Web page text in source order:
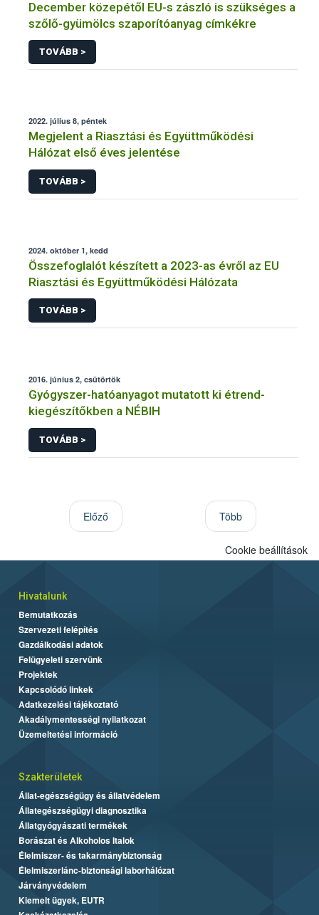
December közepétől EU-s zászló is szükséges a
szőlő-gyümölcs szaporítóanyag címkékre
TOVÁBB >
2022. július 8, péntek
Megjelent a Riasztási és Együttműködési
Hálózat első éves jelentése
TOVÁBB >
2024. október 1, kedd
Összefoglalót készített a 2023-as évről az EU
Riasztási és Együttműködési Hálózata
TOVÁBB >
2016. június 2, csütörtök
Gyógyszer-hatóanyagot mutatott ki étrend-
kiegészítőkben a NÉBIH
TOVÁBB >
Előző Több
Cookie beállítások
Hivatalunk
Bemutatkozás
Szervezeti felépítés
Gazdálkodási adatok
Felügyeleti szervünk
Projektek
Kapcsolódó linkek
Adatkezelési tájékoztató
Akadálymentességi nyilatkozat
Üzemeltetési információ
Szakterületek
Állat-egészségügy és állatvédelem
Állategészségügyi diagnosztika
Állatgyógyászati termékek
Borászat és Alkoholos Italok
Élelmiszer- és takarmánybiztonság
Élelmiszerlánc-biztonsági laborhálózat
Járványvédelem
Kiemelt ügyek, EUTR